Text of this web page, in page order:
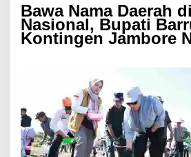
Bawa Nama Daerah
Nasional, Bupati
Kontingen Jambore